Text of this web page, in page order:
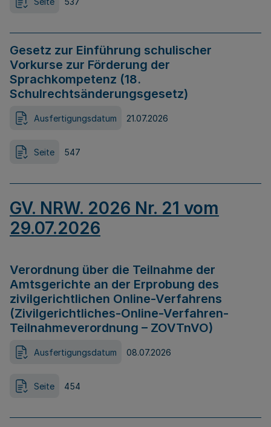
Gesetz zur Einführung schulischer
Vorkurse zur Förderung der
Sprachkompetenz (18.
Schulrechtsänderungsgesetz)
Ausfertigungsdatum 21.07.2026
Seite 547
GV. NRW. 2026 Nr. 21 vom
29.07.2026
Verordnung über die Teilnahme der
Amtsgerichte an der Erprobung des
zivilgerichtlichen Online-Verfahrens
(Zivilgerichtliches-Online-Verfahren-
Teilnahmeverordnung – ZOVTnVO)
Ausfertigungsdatum 08.07.2026
Seite 454